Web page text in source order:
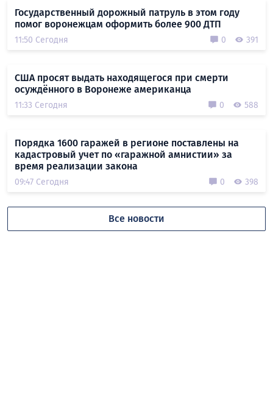
Государственный дорожный патруль в этом году
помог воронежцам оформить более 900 ДТП
11:50 Сегодня 0 391
США просят выдать находящегося при смерти
осуждённого в Воронеже американца
11:33 Сегодня 0 588
Порядка 1600 гаражей в регионе поставлены на
кадастровый учет по «гаражной амнистии» за
время реализации закона
09:47 Сегодня 0 398
Все новости